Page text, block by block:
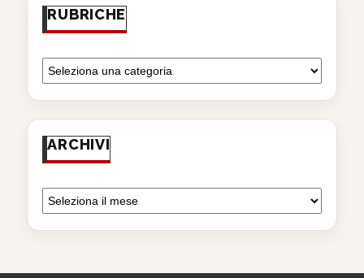
RUBRICHE
ARCHIVI